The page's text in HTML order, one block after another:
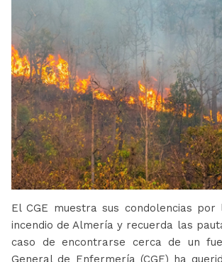
El CGE muestra sus condolencias
incendio de Almería y recuerda las
caso de encontrarse cerca de un
General de Enfermería (CGE) ha